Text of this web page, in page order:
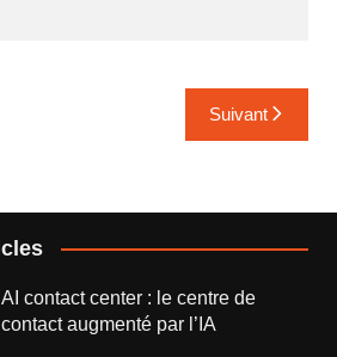
Suivant
AI contact center : le centre de
contact augmenté par l’IA